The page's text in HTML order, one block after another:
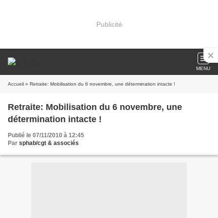
Publicité
MENU
Accueil » Retraite: Mobilisation du 6 novembre, une détermination intacte !
Retraite: Mobilisation du 6 novembre, une
détermination intacte !
Publié le 07/11/2010 à 12:45
Par sphab/cgt & associés